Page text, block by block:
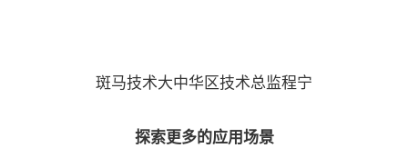
斑马技术大中华区技术总监程宁
探索更多的应用场景